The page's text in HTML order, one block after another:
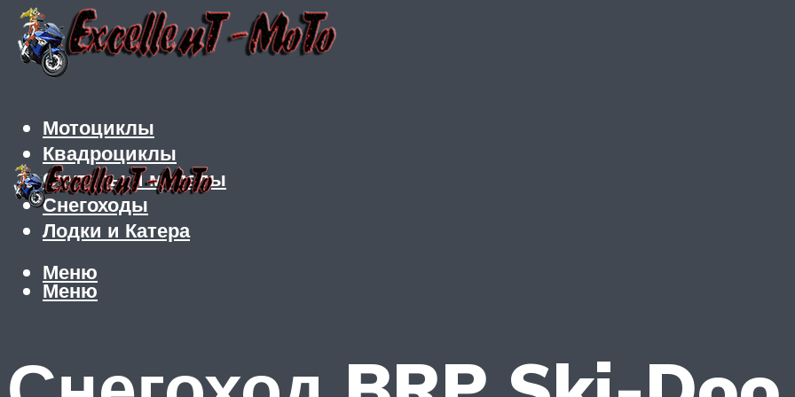
Мотоциклы
Квадроциклы
Скутеры и мопеды
Снегоходы
Лодки и Катера
Меню
Меню